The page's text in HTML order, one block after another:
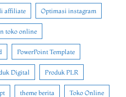
affiliate Optimasi instagram
toko online
PowerPoint Template
Digital Produk PLR
theme berita Toko Online